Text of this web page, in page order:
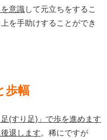
意識して元立ちをするこ
を手助けすることができ
歩幅
(すり足)」で歩を進めます
退します。稀にですが